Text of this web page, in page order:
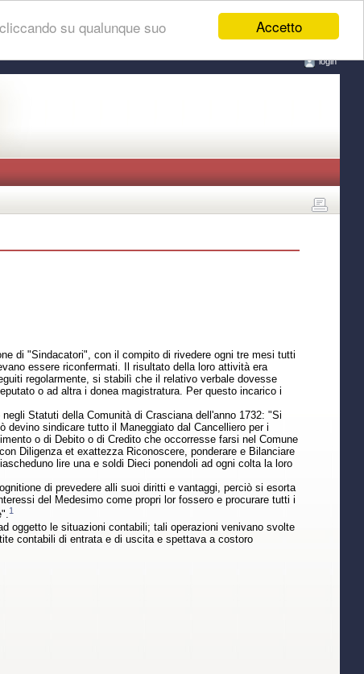
Accetto
su qualunque suo
login
di "Sindacatori", con il compito di rivedere ogni tre mesi tutti
essere riconfermati. Il risultato della loro attività era
regolarmente, si stabilì che il relativo verbale dovesse
o ad altra i donea magistratura. Per questo incarico i
Statuti della Comunità di Crasciana dell'anno 1732: "Si
devino sindicare tutto il Maneggiato dal Cancelliero per i
o di Debito o di Credito che occorresse farsi nel Comune
Diligenza et exattezza Riconoscere, ponderare e Bilanciare
lire una e soldi Dieci ponendoli ad ogni colta la loro
di prevedere alli suoi diritti e vantaggi, perciò si esorta
del Medesimo come propri lor fossero e procurare tutti i
1
oggetto le situazioni contabili; tali operazioni venivano svolte
contabili di entrata e di uscita e spettava a costoro